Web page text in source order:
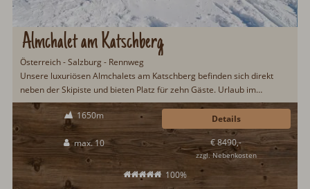
Almchalet am Katschberg
Österreich - Salzburg - Rennweg
Unsere luxuriösen Almchalets am Katschberg befinden sich direkt
neben der Skipiste und bieten Platz für zehn Gäste. Urlaub im
Almchalet am Katschberg bedeutet alpiner Luxus. Außen-Whirlpool,
bequeme Boxspringbetten, Brötchenservice, Kachelofen, moderne
Badezimmer, große Sauna...
1650m
max. 10
100%
€ 8490,-
zzgl. Nebenkosten
Details